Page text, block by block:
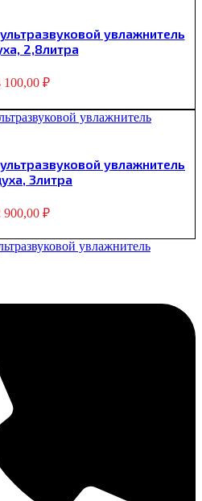
увлажнитель
2,8литра
100,00 ₽
увлажнитель
3литра
900,00 ₽